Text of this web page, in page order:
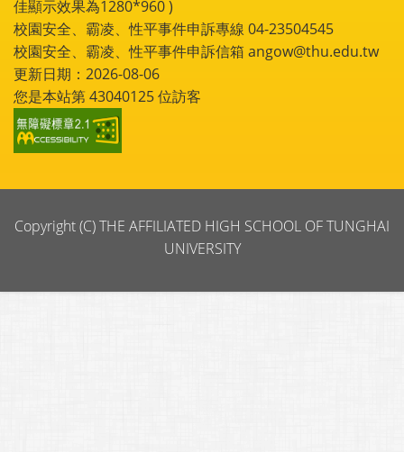
佳顯示效果為1280*960 )
校園安全、霸凌、性平事件申訴專線 04-23504545
校園安全、霸凌、性平事件申訴信箱 angow@thu.edu.tw
更新日期：2026-08-06
您是本站第43040125位訪客
Copyright (C) THE AFFILIATED HIGH SCHOOL OF TUNGHAI
UNIVERSITY